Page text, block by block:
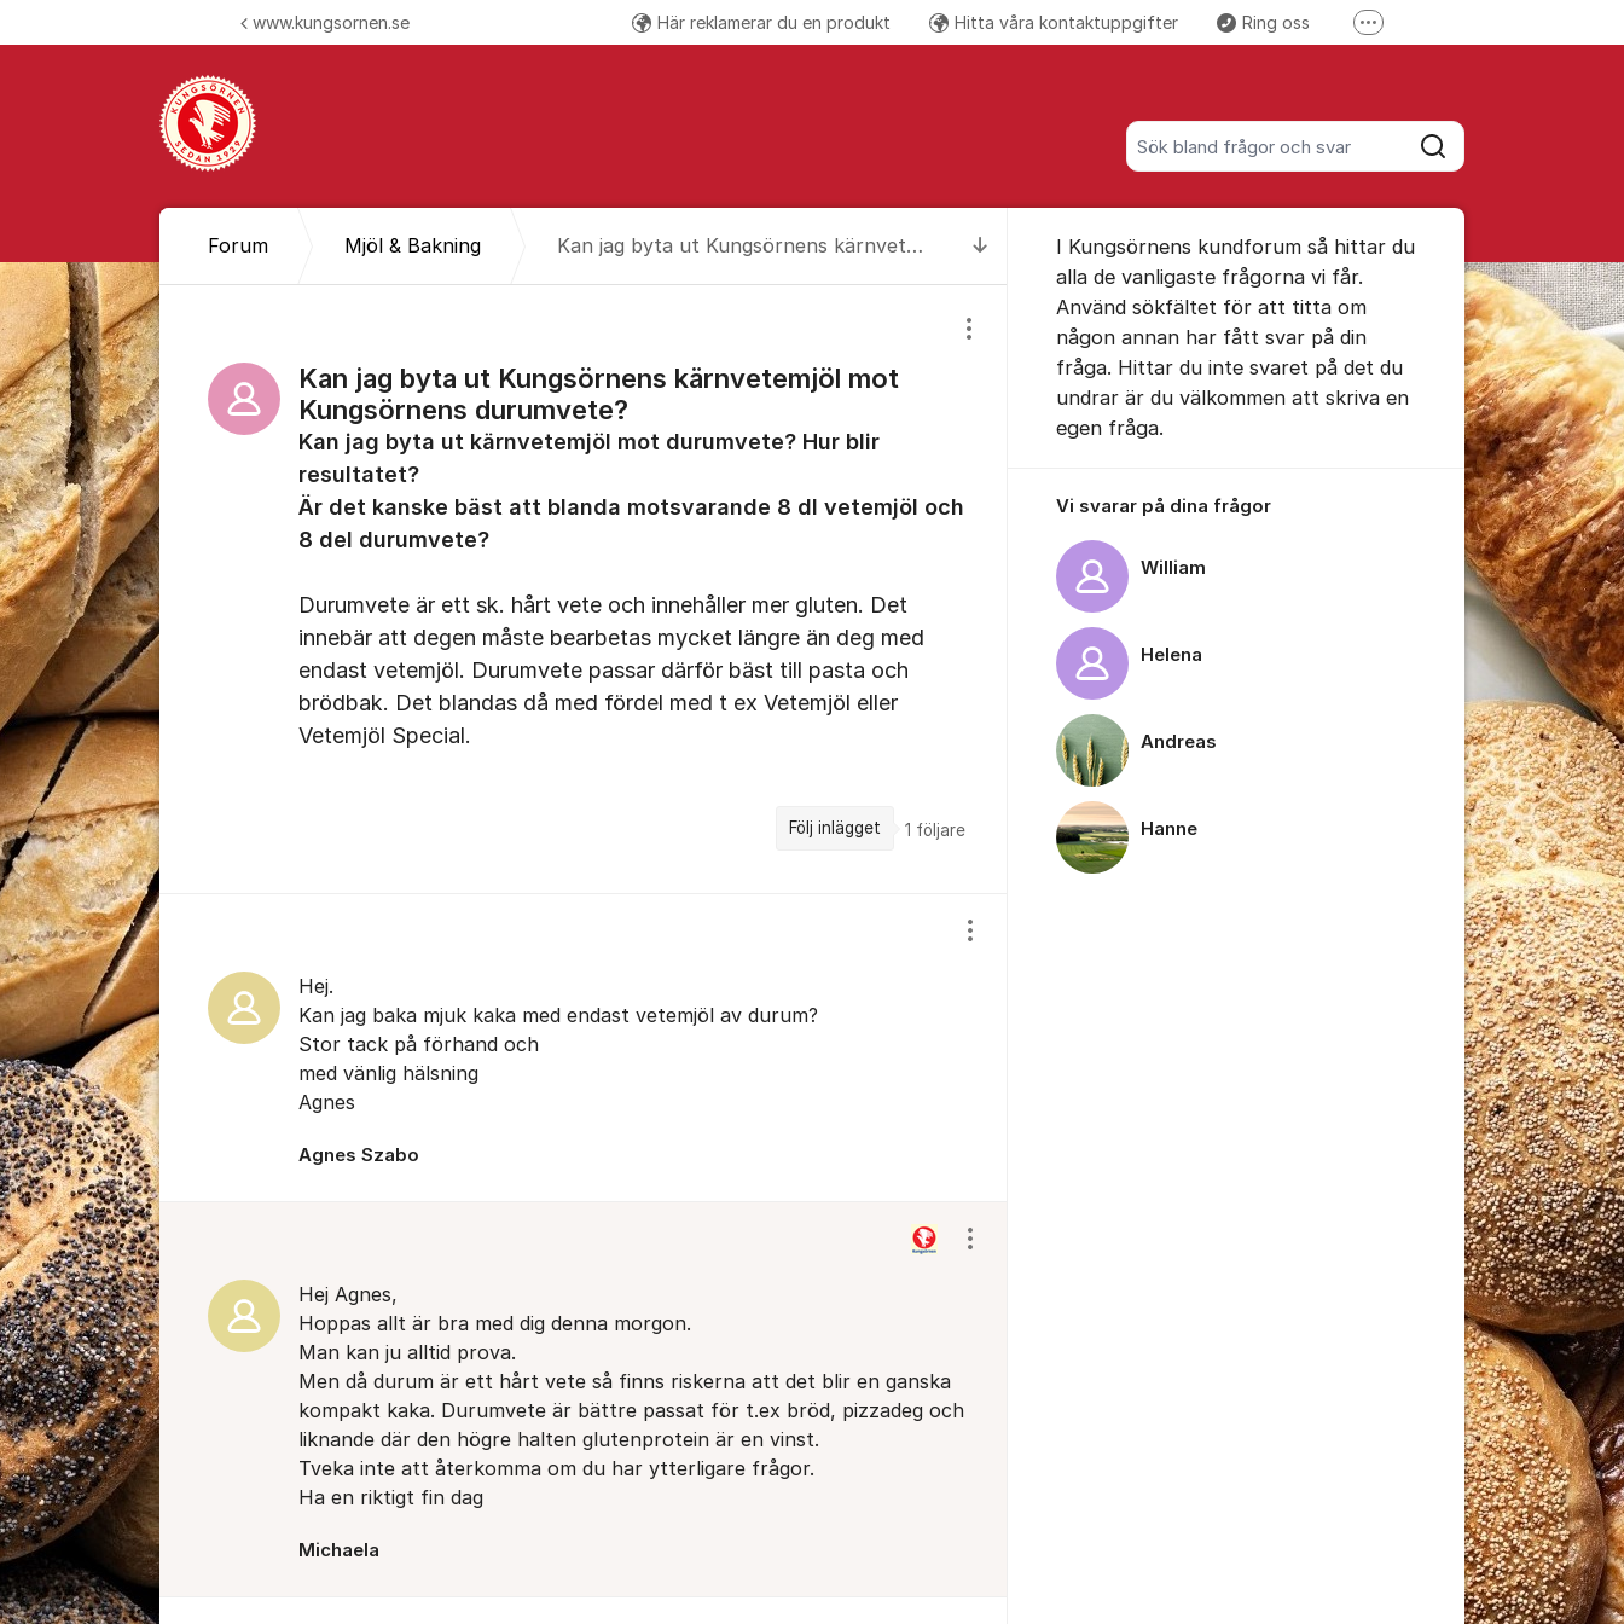
Sök bland alla inlägg
Sök
www.kungsornen.se Här reklamerar du en produkt Hitta våra kontaktuppgifter Ring oss Fler supportlänkar
Till senaste kommentaren
Forum Mjöl & Bakning Kan jag byta ut Kungsörnens kärnvetemjöl mot Kungsörnens durumvete?
Kan jag byta ut Kungsörnens kärnvetemjöl mot
Kungsörnens durumvete?
Visa/dölj inställningar för inlägg/kommentar
Kan jag byta ut kärnvetemjöl mot durumvete? Hur blir
resultatet?
Är det kanske bäst att blanda motsvarande 8 dl vetemjöl och
8 del durumvete?
Durumvete är ett sk. hårt vete och innehåller mer gluten. Det
innebär att degen måste bearbetas mycket längre än deg med
endast vetemjöl. Durumvete passar därför bäst till pasta och
brödbak. Det blandas då med fördel med t ex Vetemjöl eller
Vetemjöl Special.
Följ inlägget 1 följare
Hej.
Kan jag baka mjuk kaka med endast vetemjöl av durum?
Stor tack på förhand och
med vänlig hälsning
Agnes
Agnes Szabo
Visa/dölj inställningar för inlägg/kommentar
Hej Agnes,
Hoppas allt är bra med dig denna morgon.
Man kan ju alltid prova.
Men då durum är ett hårt vete så finns riskerna att det blir en ganska
kompakt kaka. Durumvete är bättre passat för t.ex bröd, pizzadeg och
liknande där den högre halten glutenprotein är en vinst.
Tveka inte att återkomma om du har ytterligare frågor.
Ha en riktigt fin dag
Michaela
Visa/dölj inställningar för inlägg/kommentar
I Kungsörnens kundforum så hittar du
alla de vanligaste frågorna vi får.
Använd sökfältet för att titta om
någon annan har fått svar på din
fråga. Hittar du inte svaret på det du
undrar är du välkommen att skriva en
egen fråga.
Vi svarar på dina frågor
William
Helena
Andreas
Hanne